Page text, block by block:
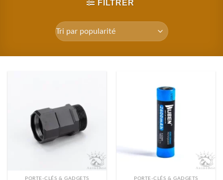
FILTRER
PORTE-CLÉS & GADGETS PORTE-CLÉS & GADGETS